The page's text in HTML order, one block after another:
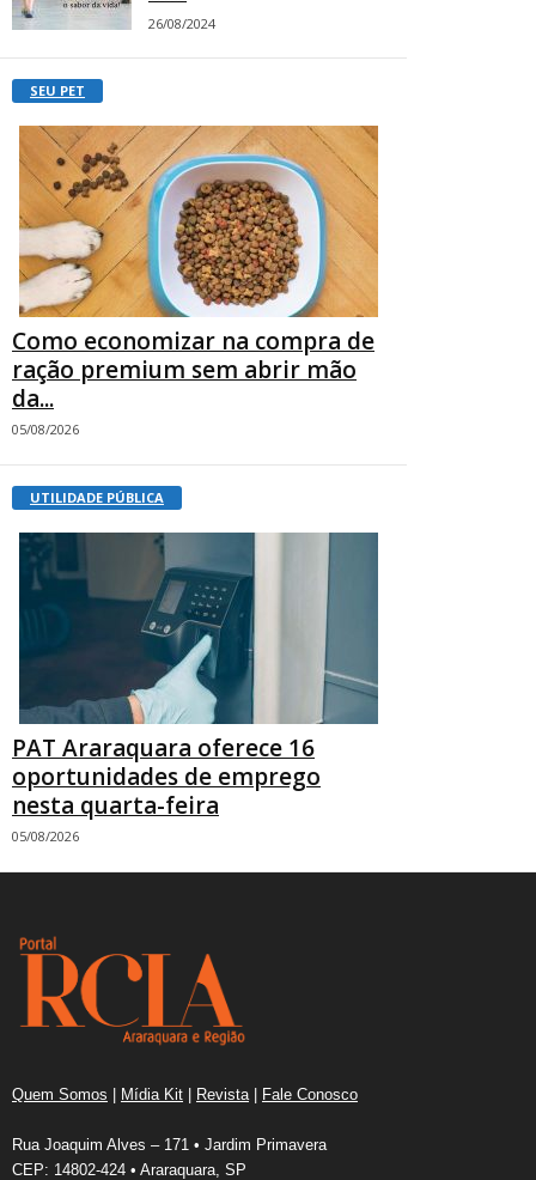
26/08/2024
SEU PET
Como economizar na compra de
ração premium sem abrir mão
da...
05/08/2026
UTILIDADE PÚBLICA
PAT Araraquara oferece 16
oportunidades de emprego
nesta quarta-feira
05/08/2026
Quem Somos | Mídia Kit | Revista | Fale Conosco
Rua Joaquim Alves – 171 • Jardim Primavera
CEP: 14802-424 • Araraquara, SP